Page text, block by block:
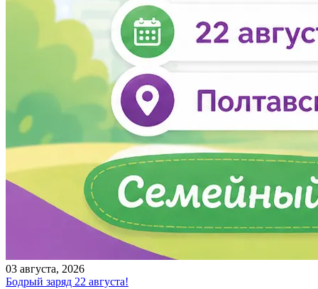
03 августа, 2026
Бодрый заряд 22 августа!